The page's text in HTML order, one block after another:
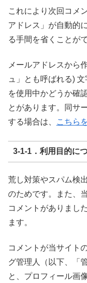
これにより次回コメ
アドレス」が自動的
る手間を省くことが
メールアドレスから
ュ」とも呼ばれる)
を使用中かどうか確
とがあります。同サ
する場合は、
こちら
3-1-1．利用目的に
荒し対策やスパム検
のためです。また、
コメントがありまし
ます。
コメントが当サイト
グ管理人（以下、「
と、プロフィール画